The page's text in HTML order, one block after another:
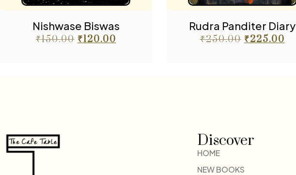
Nishwase Biswas
₹150.00 ₹120.00
Rudra Panditer Diary
₹250.00 ₹225.00
Discover
HOME
NEW BOOKS